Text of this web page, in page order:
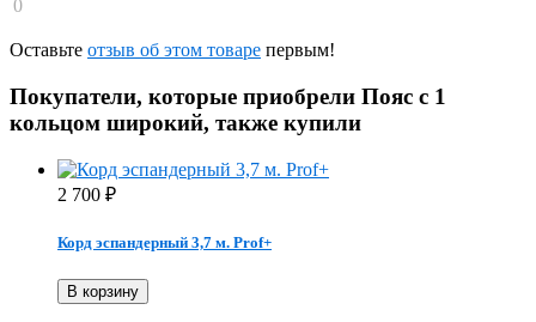
0
Оставьте отзыв об этом товаре первым!
Покупатели, которые приобрели Пояс с 1
кольцом широкий, также купили
2 700 ₽
Корд эспандерный 3,7 м. Prof+
В корзину